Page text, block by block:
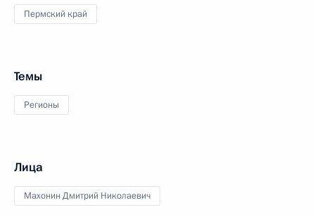
Пермский край
Темы
Регионы
Лица
Махонин Дмитрий Николаевич